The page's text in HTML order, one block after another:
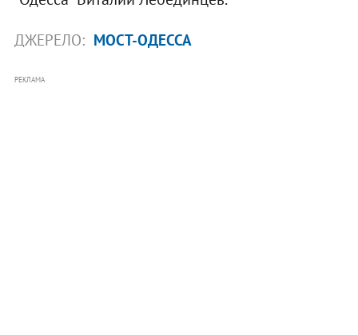
ДЖЕРЕЛО: МОСТ-ОДЕССА
РЕКЛАМА